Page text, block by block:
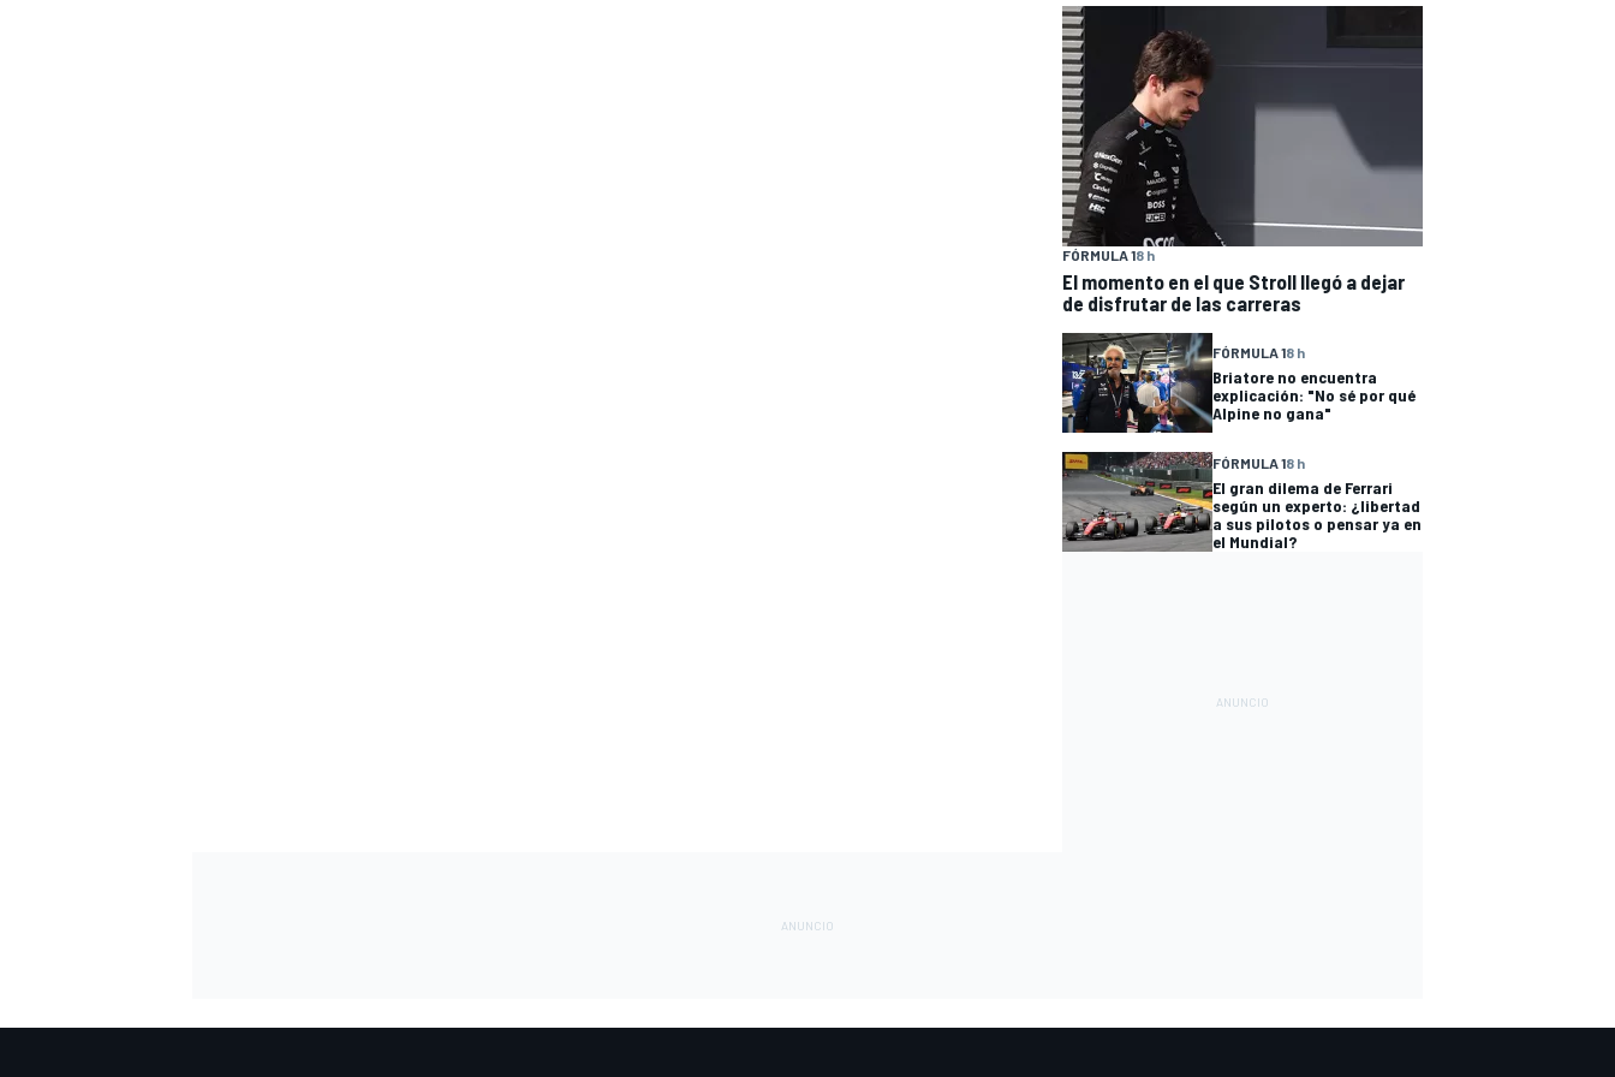
FÓRMULA 18 h
El momento en el que Stroll llegó a dejar
de disfrutar de las carreras
FÓRMULA 18 h
Briatore no encuentra
explicación: "No sé por qué
Alpine no gana"
FÓRMULA 18 h
El gran dilema de Ferrari
según un experto: ¿libertad
a sus pilotos o pensar ya en
el Mundial?